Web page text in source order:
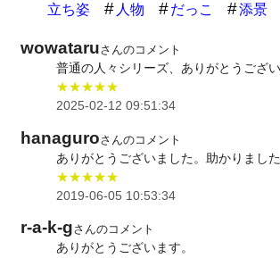
立ち姿
人物 だっこ 添景
wowataruさんのコメント
普通の人々シリーズ、ありがとうござい
★★★★★
2025-02-12 09:51:34
hanaguroさんのコメント
ありがとうございました。助かりました
★★★★★
2019-06-05 10:53:34
r-a-k-gさんのコメント
ありがとうございます。